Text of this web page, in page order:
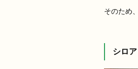
そのため
シロ